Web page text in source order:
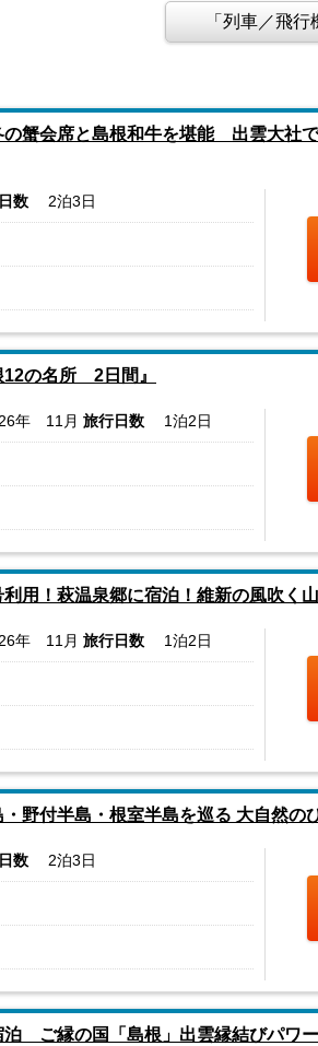
「列車／飛行
の蟹会席と島根和牛を堪能 出雲大社
数 2泊3日
12の名所 2日間』
年 11月 旅行日数 1泊2日
利用！萩温泉郷に宿泊！維新の風吹く
年 11月 旅行日数 1泊2日
・野付半島・根室半島を巡る 大自然の
数 2泊3日
泊 ご縁の国「島根」出雲縁結びパワ